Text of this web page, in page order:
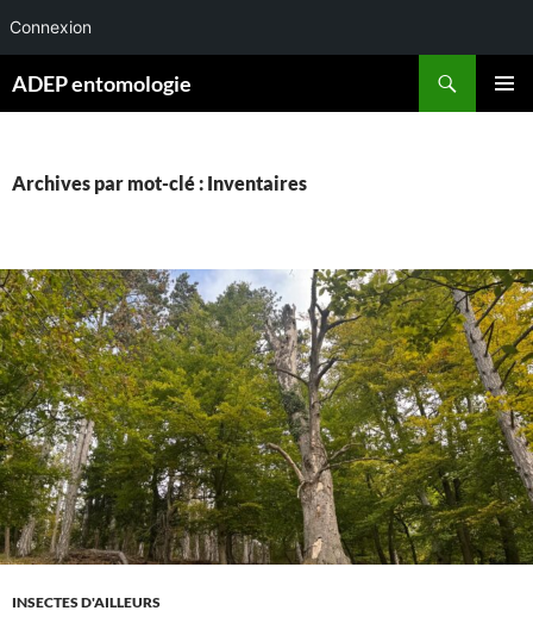
Connexion
auADEP entomologie
Archives par mot-clé : Inventaires
INSECTES D'AILLEURS